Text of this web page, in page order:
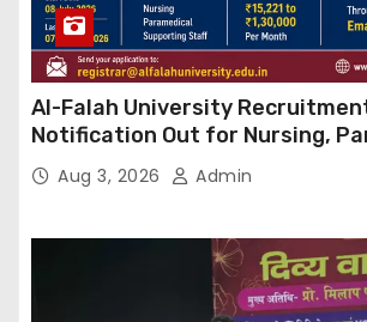
Al-Falah University
Notification Out for Nursing,
Supporting Staff Posts, Apply
Aug 3, 2026 Admin